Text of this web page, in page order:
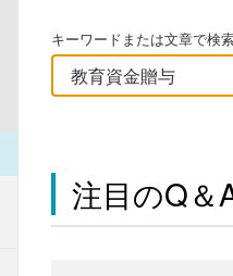
キーワードまたは文章で検
注目のQ＆